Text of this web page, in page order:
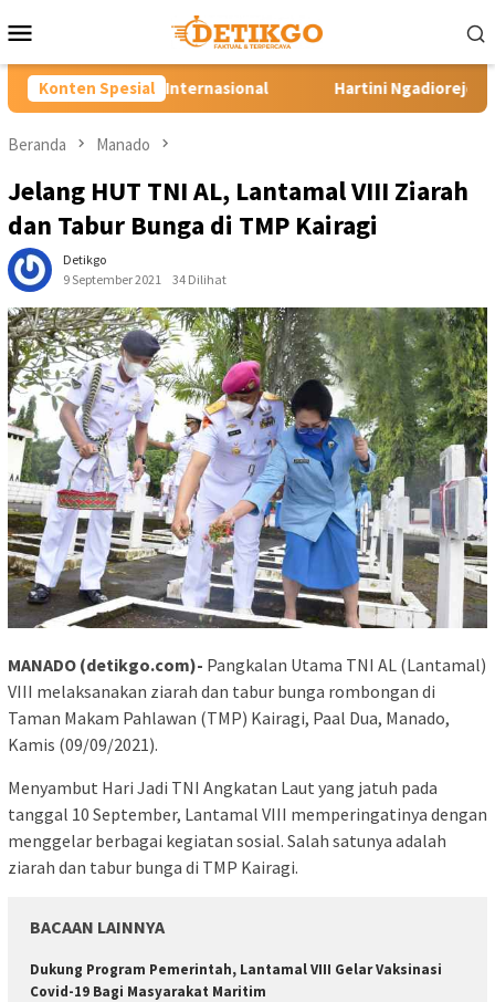
ke
Mobile
Konten SpesialHartini Ngadiorejo Pacu Transformasi SMKN 1
Beranda Manado
Jelang HUT TNI AL, Lantamal VIII Ziarah
dan Tabur Bunga di TMP Kairagi
Detikgo
9 September 2021
34 Dilihat
MANADO (detikgo.com)- Pangkalan Utama TNI AL (Lantamal)
VIII melaksanakan ziarah dan tabur bunga rombongan di
Taman Makam Pahlawan (TMP) Kairagi, Paal Dua, Manado,
Kamis (09/09/2021).
Menyambut Hari Jadi TNI Angkatan Laut yang jatuh pada
tanggal 10 September, Lantamal VIII memperingatinya dengan
menggelar berbagai kegiatan sosial. Salah satunya adalah
ziarah dan tabur bunga di TMP Kairagi.
BACAAN LAINNYA
Dukung Program Pemerintah, Lantamal VIII Gelar Vaksinasi
Covid-19 Bagi Masyarakat Maritim